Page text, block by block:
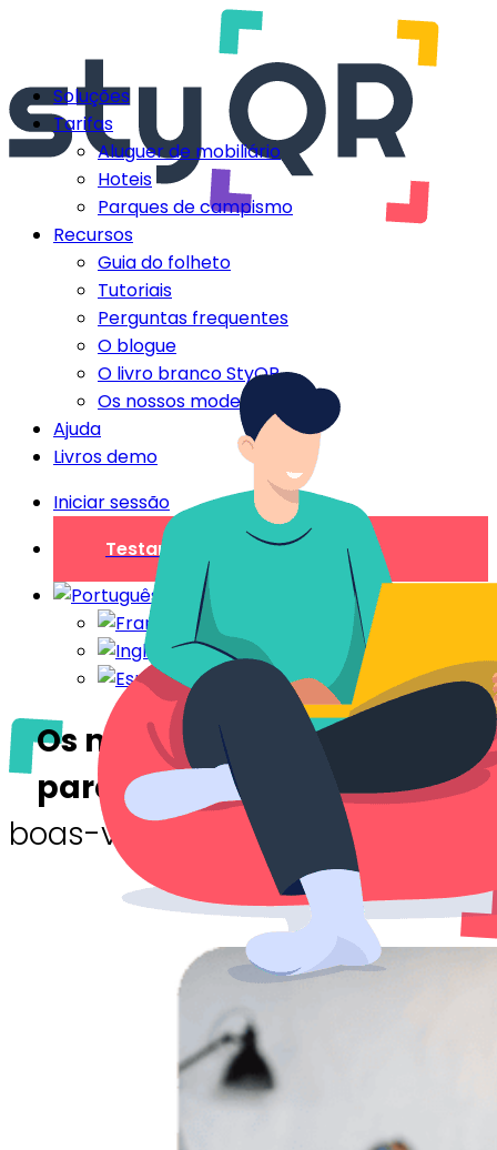
Soluções
Tarifas
Aluguer de mobiliário
Hoteis
Parques de campismo
Recursos
Guia do folheto
Tutoriais
Perguntas frequentes
O blogue
O livro branco StyQR
Os nossos modelos StyQR
Ajuda
Livros demo
Iniciar sessão
Testar gratuitamente
Os nossos tutoriais
para configurar o teu guia de
boas-vindas